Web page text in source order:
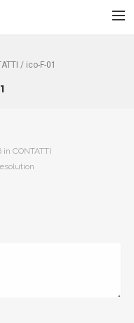
/ ico-F-01
in CONTATTI